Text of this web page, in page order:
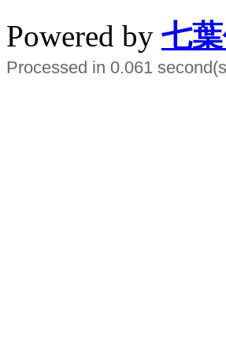
Powered by 七
Processed in 0.061